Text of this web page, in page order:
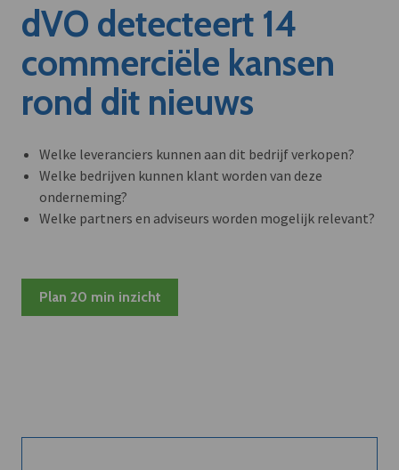
dVO detecteert 14
commerciële kansen
rond dit nieuws
Welke leveranciers kunnen aan dit bedrijf verkopen?
Welke bedrijven kunnen klant worden van deze
onderneming?
Welke partners en adviseurs worden mogelijk relevant?
Plan 20 min inzicht